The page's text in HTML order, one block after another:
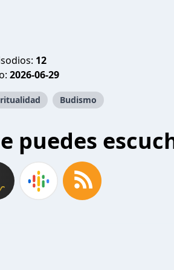
12
2026-06-29
Budismo
puedes